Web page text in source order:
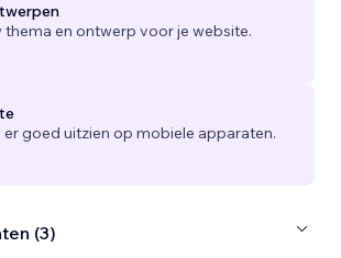
thema en ontwerp voor je website.
er goed uitzien op mobiele apparaten.
(3)